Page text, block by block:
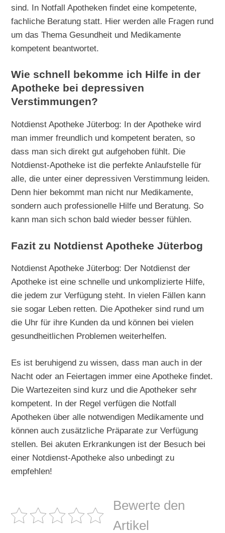
sind. In Notfall Apotheken findet eine kompetente,
fachliche Beratung statt. Hier werden alle Fragen rund
um das Thema Gesundheit und Medikamente
kompetent beantwortet.
Wie schnell bekomme ich Hilfe in der
Apotheke bei depressiven
Verstimmungen?
Notdienst Apotheke Jüterbog: In der Apotheke wird
man immer freundlich und kompetent beraten, so
dass man sich direkt gut aufgehoben fühlt. Die
Notdienst-Apotheke ist die perfekte Anlaufstelle für
alle, die unter einer depressiven Verstimmung leiden.
Denn hier bekommt man nicht nur Medikamente,
sondern auch professionelle Hilfe und Beratung. So
kann man sich schon bald wieder besser fühlen.
Fazit zu Notdienst Apotheke Jüterbog
Notdienst Apotheke Jüterbog: Der Notdienst der
Apotheke ist eine schnelle und unkomplizierte Hilfe,
die jedem zur Verfügung steht. In vielen Fällen kann
sie sogar Leben retten. Die Apotheker sind rund um
die Uhr für ihre Kunden da und können bei vielen
gesundheitlichen Problemen weiterhelfen.
Es ist beruhigend zu wissen, dass man auch in der
Nacht oder an Feiertagen immer eine Apotheke findet.
Die Wartezeiten sind kurz und die Apotheker sehr
kompetent. In der Regel verfügen die Notfall
Apotheken über alle notwendigen Medikamente und
können auch zusätzliche Präparate zur Verfügung
stellen. Bei akuten Erkrankungen ist der Besuch bei
einer Notdienst-Apotheke also unbedingt zu
empfehlen!
Bewerte den
Artikel